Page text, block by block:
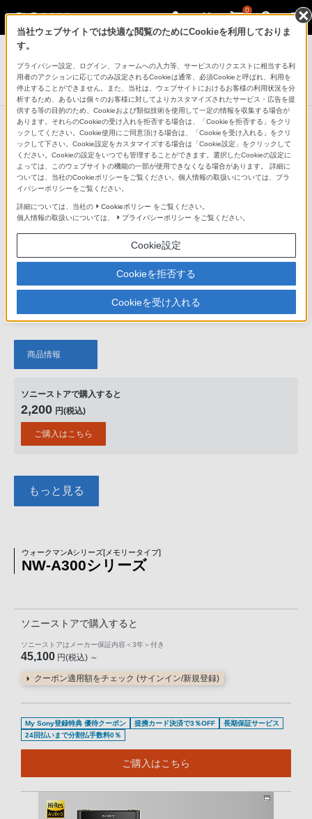
0
ポータブルオーディオプレーヤー ウォークマン
ウォークマンAシリーズ[メモリータイプ]
NW-A300シリーズ
ケース
ケース
NW-A300シリーズ専用 シリコンケース
CKM-NWA300
商品情報
ソニーストアで購入すると
2,200 円(税込)
ご購入はこちら
もっと見る
ウォークマンAシリーズ[メモリータイプ]
NW-A300シリーズ
ソニーストアで購入すると
ソニーストアはメーカー保証内容 ＜3年＞ 付き
45,100 円(税込) ～
クーポン適用額をチェック (サインイン/新規登録)
My Sony登録特典 優待クーポン 提携カード決済で3％OFF
長期保証サービス
24回払いまで分割払手数料0％
ご購入はこちら
当社ウェブサイトでは快適な閲覧のためにCookieを利用しておりま
す。
プライバシー設定、ログイン、フォームへの入力等、サービスのリクエストに相当する利
用者のアクションに応じてのみ設定されるCookieは通常、必須Cookieと呼ばれ、利用を
停止することができません。また、当社は、ウェブサイトにおけるお客様の利用状況を分
析するため、あるいは個々のお客様に対してよりカスタマイズされたサービス・広告を提
供する等の目的のため、Cookieおよび類似技術を使用して一定の情報を収集する場合が
あります。それらのCookieの受け入れを拒否する場合は、「Cookieを拒否する」をクリ
ックしてください。Cookie使用にご同意頂ける場合は、「Cookieを受け入れる」をクリ
ックして下さい。Cookie設定をカスタマイズする場合は「Cookie設定」をクリックして
ください。Cookieの設定をいつでも管理することができます。選択したCookieの設定に
よっては、このウェブサイトの機能の一部が使用できなくなる場合があります。 詳細に
ついては、当社のCookieポリシーをご覧ください。個人情報の取扱いについては、プラ
イバシーポリシーをご覧ください。
詳細については、当社の Cookieポリシー をご覧ください。
個人情報の取扱いについては、
プライバシーポリシー をご覧ください。
Cookie設定
Cookieを拒否する
Cookieを受け入れる